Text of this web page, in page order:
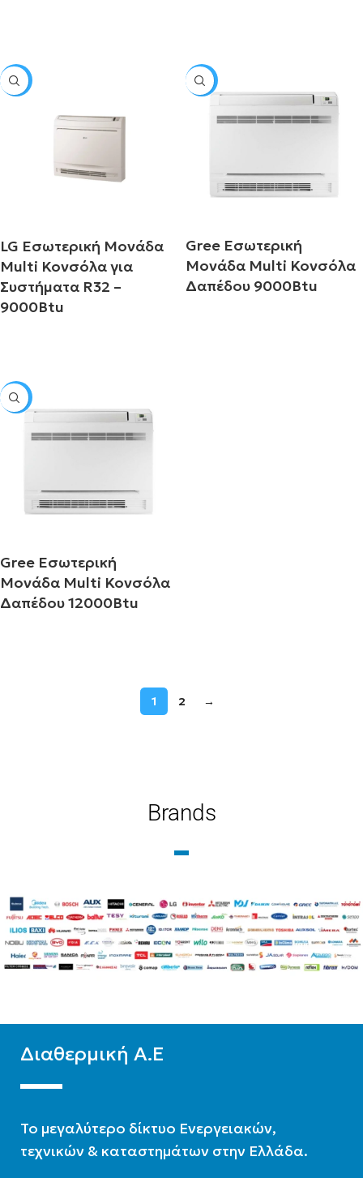
SALE
LG Εσωτερική Μονάδα
Multi Κονσόλα για
Συστήματα R32 –
9000Btu
SALE
Gree Εσωτερική
Μονάδα Multi Κονσόλα
Δαπέδου 9000Btu
SALE
Gree Εσωτερική
Μονάδα Multi Κονσόλα
Δαπέδου 12000Btu
1 2 →
Brands
Διαθερμική Α.Ε
To μεγαλύτερο δίκτυο Ενεργειακών,
τεχνικών & καταστημάτων στην Ελλάδα.